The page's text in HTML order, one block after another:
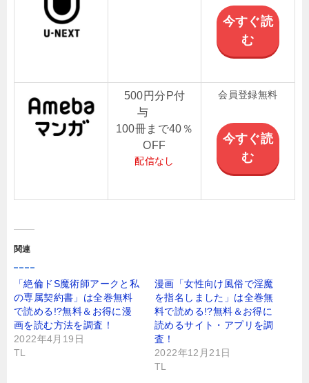
今すぐ読
む
500円分P付
与
100冊まで40％
OFF
配信なし
会員登録無料
今すぐ読
む
関連
「絶倫ドS魔術師アークと私
の専属契約書」は全巻無料
で読める!?無料＆お得に漫
画を読む⽅法を調査！
2022年4月19日
TL
漫画「女性向け風俗で淫魔
を指名しました」は全巻無
料で読める!?無料＆お得に
読めるサイト・アプリを調
査！
2022年12月21日
TL